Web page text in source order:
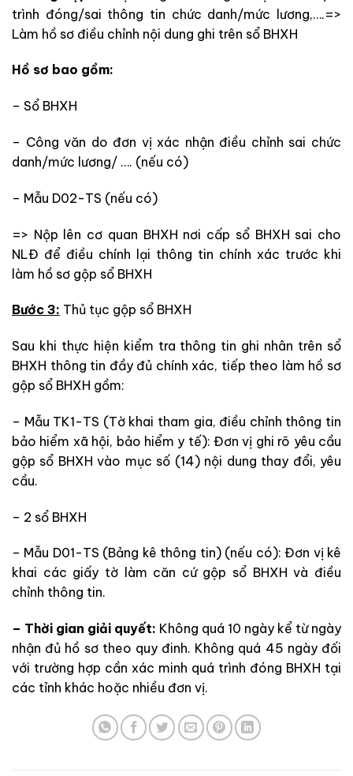
trình đóng/sai thông tin chức danh/mức lương,….=>
Làm hồ sơ điều chỉnh nội dung ghi trên sổ BHXH
Hồ sơ bao gồm:
– Sổ BHXH
– Công văn do đơn vị xác nhận điều chỉnh sai chức
danh/mức lương/ …. (nếu có)
– Mẫu D02-TS (nếu có)
=> Nộp lên cơ quan BHXH nơi cấp sổ BHXH sai cho
NLĐ để điều chính lại thông tin chính xác trước khi
làm hồ sơ gộp sổ BHXH
Bước 3: Thủ tục gộp sổ BHXH
Sau khi thực hiện kiểm tra thông tin ghi nhân trên sổ
BHXH thông tin đầy đủ chính xác, tiếp theo làm hồ sơ
gộp sổ BHXH gồm:
– Mẫu TK1-TS (Tờ khai tham gia, điều chỉnh thông tin
bảo hiểm xã hội, bảo hiểm y tế): Đơn vị ghi rõ yêu cầu
gộp sổ BHXH vào mục số (14) nội dung thay đổi, yêu
cầu.
– 2 sổ BHXH
– Mẫu D01-TS (Bảng kê thông tin) (nếu có): Đơn vị kê
khai các giấy tờ làm căn cứ gộp sổ BHXH và điều
chỉnh thông tin.
– Thời gian giải quyết: Không quá 10 ngày kể từ ngày
nhận đủ hồ sơ theo quy đinh. Không quá 45 ngày đối
với trường hợp cần xác minh quá trình đóng BHXH tại
các tỉnh khác hoặc nhiều đơn vị.